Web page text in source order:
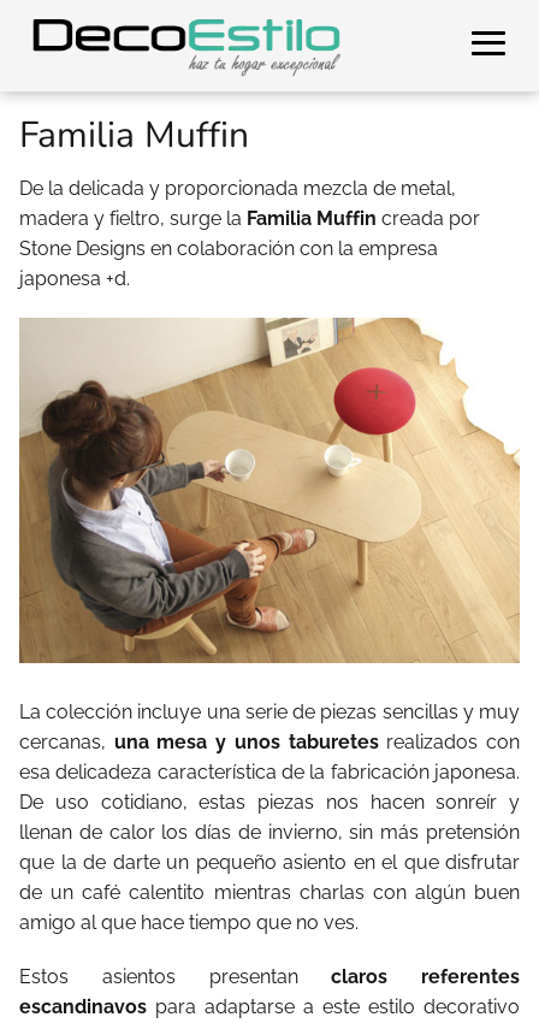
Familia Muffin
De la delicada y proporcionada mezcla de metal,
madera y fieltro, surge la Familia Muffin creada por
Stone Designs en colaboración con la empresa
japonesa +d.
La colección incluye una serie de piezas sencillas y muy
cercanas, una mesa y unos taburetesrealizados con
esa delicadeza característica de la fabricación japonesa.
De uso cotidiano, estas piezas nos hacen sonreír y
llenan de calor los días de invierno, sin más pretensión
que la de darte un pequeño asiento en el que disfrutar
de un café calentito mientras charlas con algún buen
amigo al que hace tiempo que no ves.
Estos asientos presentanclaros referentes
escandinavos para adaptarse a este estilo decorativo